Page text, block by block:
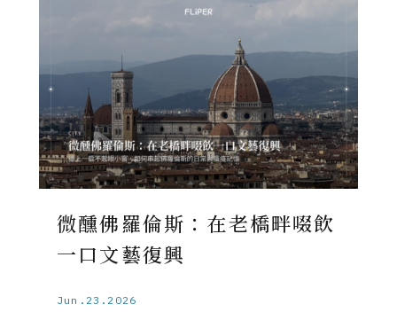
微醺佛羅倫斯：在老橋畔啜飲
一口文藝復興
Jun.23.2026